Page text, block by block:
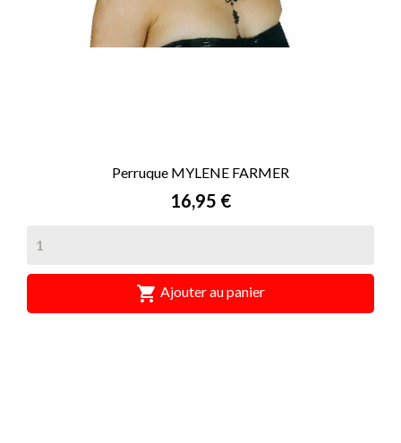
Perruque MYLENE FARMER
Prix
16,95 €
 Ajouter au panier